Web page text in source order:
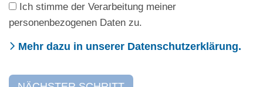
Ich stimme der Verarbeitung meiner
personenbezogenen Daten zu.
Mehr dazu in unserer Datenschutzerklärung.